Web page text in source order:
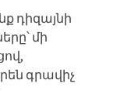
դիզայնի
մի
գրավիչ